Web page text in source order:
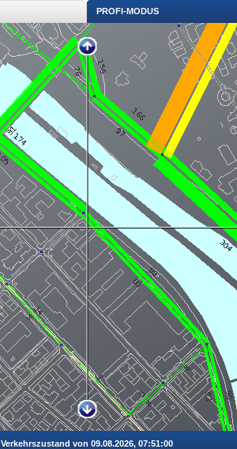
PROFI-MODUS
Verkehrszustand von 09.08.2026, 07:51:00